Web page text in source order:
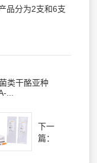
品分为2支和6支
类干酪亚种
...
下一
篇：